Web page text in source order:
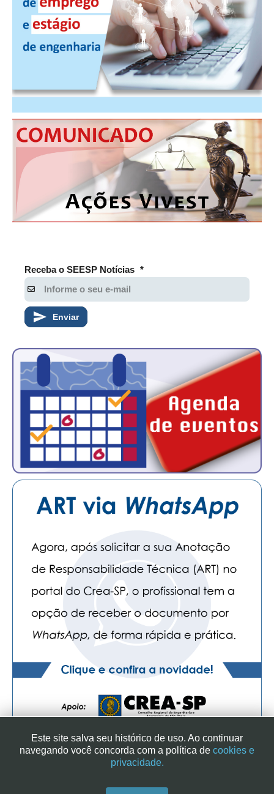
Receba o SEESP Notícias *
Enviar
SINDICATO DOS ENGENHEIROS NO ESTADO DE SÃO PAULO
|+ 55 (11) 3113-2600
Este site salva seu histórico de uso. Ao continuar
navegando você concorda com a política de cookies e
privacidade.